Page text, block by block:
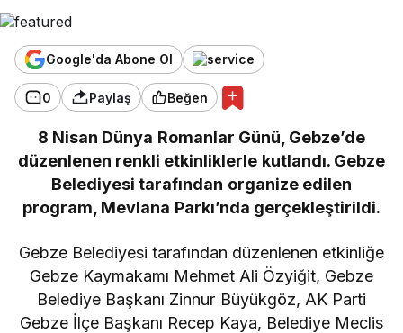
Google'da Abone Ol
0 Paylaş Beğen
8 Nisan Dünya Romanlar Günü, Gebze’de
düzenlenen renkli etkinliklerle kutlandı. Gebze
Belediyesi tarafından organize edilen
program, Mevlana Parkı’nda gerçekleştirildi.
Gebze Belediyesi tarafından düzenlenen etkinliğe
Gebze Kaymakamı Mehmet Ali Özyiğit, Gebze
Belediye Başkanı Zinnur Büyükgöz, AK Parti
Gebze İlçe Başkanı Recep Kaya, Belediye Meclis